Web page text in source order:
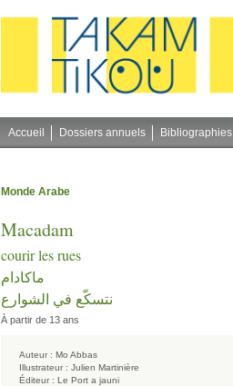
Accueil Dossiers annuels Bibliographies
Monde Arabe
Macadam
courir les rues
ماكادام
نتسكّع في الشوارع
À partir de 13 ans
Auteur : Mo Abbas
Illustrateur : Julien Martinière
Éditeur : Le Port a jauni